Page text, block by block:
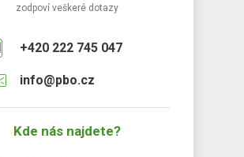
zodpoví veškeré dotazy
+420 222 745 047
info@pbo.cz
Kde nás najdete?